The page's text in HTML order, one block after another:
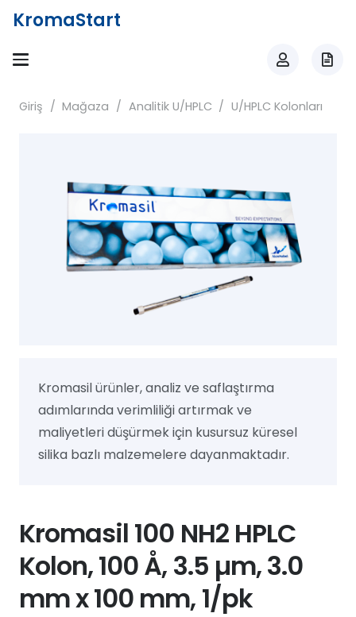
KromaStart
Giriş / Mağaza / Analitik U/HPLC / U/HPLC Kolonları
Kromasil ürünler, analiz ve saflaştırma
adımlarında verimliliği artırmak ve
maliyetleri düşürmek için kusursuz küresel
silika bazlı malzemelere dayanmaktadır.
Kromasil 100 NH2 HPLC
Kolon, 100 Å, 3.5 µm, 3.0
mm x 100 mm, 1/pk